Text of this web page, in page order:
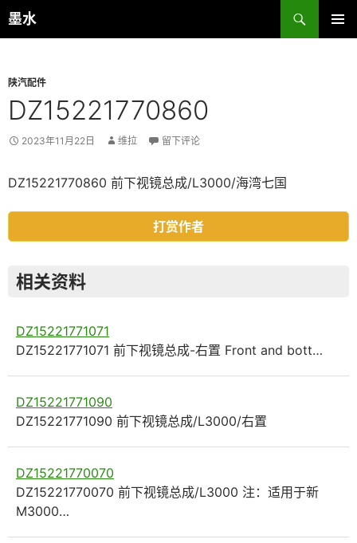
跳
至
墨水
搜
索
陕汽配件
DZ15221770860
2023年11月22日 维拉 留下评论
DZ15221770860 前下视镜总成/L3000/海湾七国
打赏作者
相关资料
DZ15221771071
DZ15221771071 前下视镜总成-右置 Front and bott…
DZ15221771090
DZ15221771090 前下视镜总成/L3000/右置
DZ15221770070
DZ15221770070 前下视镜总成/L3000 注：适用于新
M3000…